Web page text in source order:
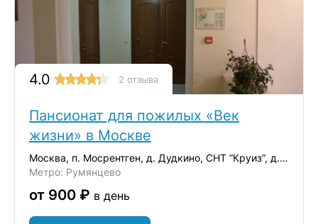
4.0 2 отзыва
Пансионат для пожилых «Век
жизни» в Москве
Москва, п. Мосрентген, д. Дудкино, СНТ “Круиз”, д.35
Метро: Румянцево
от 900 ₽ в день